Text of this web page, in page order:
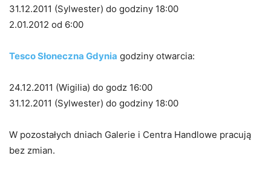
31.12.2011 (Sylwester) do godziny 18:00
2.01.2012 od 6:00
Tesco Słoneczna Gdynia godziny otwarcia:
24.12.2011 (Wigilia) do godz 16:00
31.12.2011 (Sylwester) do godziny 18:00
W pozostałych dniach Galerie i Centra Handlowe pracują
bez zmian.